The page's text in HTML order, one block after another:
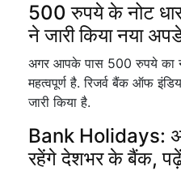
500 रुपये के नोट
ने जारी किया नया
अगर आपके पास 500 रुपये का
महत्वपूर्ण है. रिजर्व बैंक ऑफ
जारी किया है.
Bank Holidays:
रहेंगे देशभर के बैंक, पढ़ें